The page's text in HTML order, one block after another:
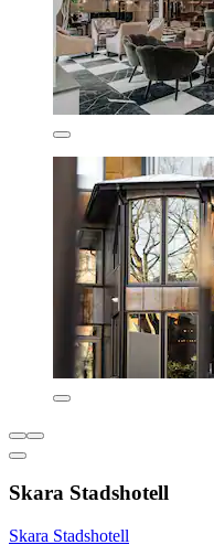
Skara Stadshotell
Skara Stadshotell